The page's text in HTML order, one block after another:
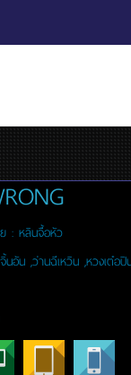
: หลินจื้อหัว
นอัน ,ว่านฉีเหวิน ,หวงเต๋อปิ